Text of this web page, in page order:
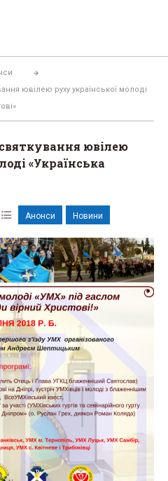
ювілею руху української молоді
ювілею
«Українська
Анонси Новини